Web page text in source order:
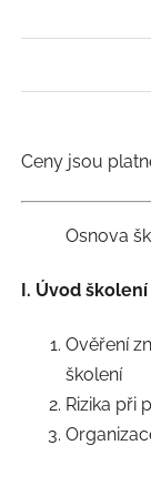
Ceny jsou
Osnova
I. Úvod
Ověření
školení
Rizika při